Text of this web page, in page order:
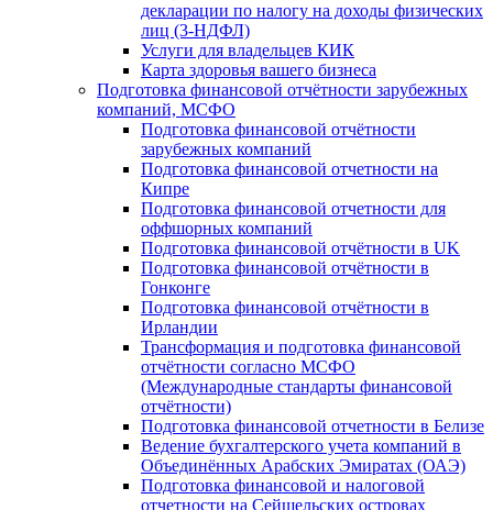
декларации по налогу на доходы физических
лиц (3-НДФЛ)
Услуги для владельцев КИК
Карта здоровья вашего бизнеса
Подготовка финансовой отчётности зарубежных
компаний, МСФО
Подготовка финансовой отчётности
зарубежных компаний
Подготовка финансовой отчетности на
Кипре
Подготовка финансовой отчетности для
оффшорных компаний
Подготовка финансовой отчётности в UK
Подготовка финансовой отчётности в
Гонконге
Подготовка финансовой отчётности в
Ирландии
Трансформация и подготовка финансовой
отчётности согласно МСФО
(Международные стандарты финансовой
отчётности)
Подготовка финансовой отчетности в Белизе
Ведение бухгалтерского учета компаний в
Объединённых Арабских Эмиратах (ОАЭ)
Подготовка финансовой и налоговой
отчетности на Сейшельских островах